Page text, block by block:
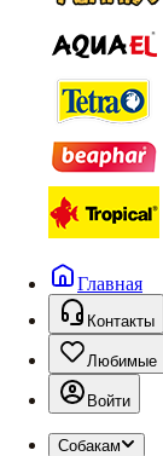
Главная
Контакты
Любимые
Войти
Собакам